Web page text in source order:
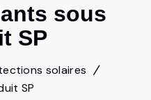
ants sous
it SP
solaires
SP